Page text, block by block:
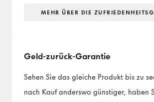
MEHR ÜBER DIE
Geld-zurück-Garantie
Sehen Sie das gleiche Produkt bis zu
nach Kauf anderswo günstiger, haben